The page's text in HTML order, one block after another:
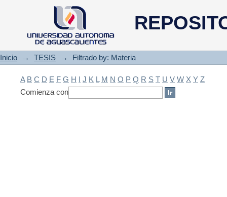
Filtrado by: Materia
Inicio → TESIS → Filtrado by: Materia
A B C D E F G H I J K L M N O P Q R S T U V W X Y Z
Comienza con